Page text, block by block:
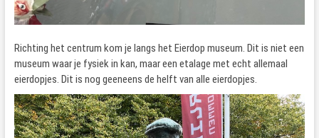
Richting het centrum kom je langs het Eierdop museum. Dit is niet een
museum waar je fysiek in kan, maar een etalage met echt allemaal
eierdopjes. Dit is nog geeneens de helft van alle eierdopjes.